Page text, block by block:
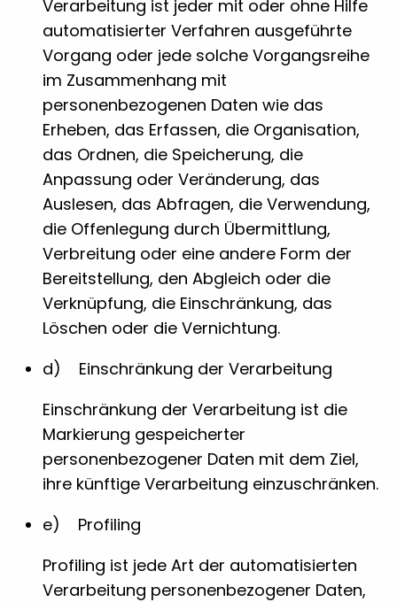
Verarbeitung ist jeder mit oder ohne Hilfe
automatisierter Verfahren ausgeführte
Vorgang oder jede solche Vorgangsreihe
im Zusammenhang mit
personenbezogenen Daten wie das
Erheben, das Erfassen, die Organisation,
das Ordnen, die Speicherung, die
Anpassung oder Veränderung, das
Auslesen, das Abfragen, die Verwendung,
die Offenlegung durch Übermittlung,
Verbreitung oder eine andere Form der
Bereitstellung, den Abgleich oder die
Verknüpfung, die Einschränkung, das
Löschen oder die Vernichtung.
d) Einschränkung der Verarbeitung
Einschränkung der Verarbeitung ist die
Markierung gespeicherter
personenbezogener Daten mit dem Ziel,
ihre künftige Verarbeitung einzuschränken.
e) Profiling
Profiling ist jede Art der automatisierten
Verarbeitung personenbezogener Daten,